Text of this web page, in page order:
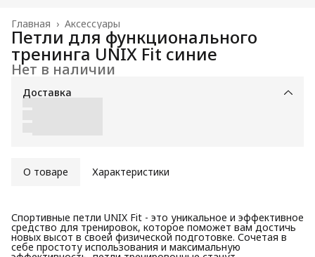
Аксессуары
Главная ›
Петли для функционального
тренинга UNIX Fit синие
Нет в наличии
Доставка
О товаре Характеристики
Спортивные петли UNIX Fit - это уникальное и эффективное
средство для тренировок, которое поможет вам достичь
новых высот в своей физической подготовке. Сочетая в
себе простоту использования и максимальную